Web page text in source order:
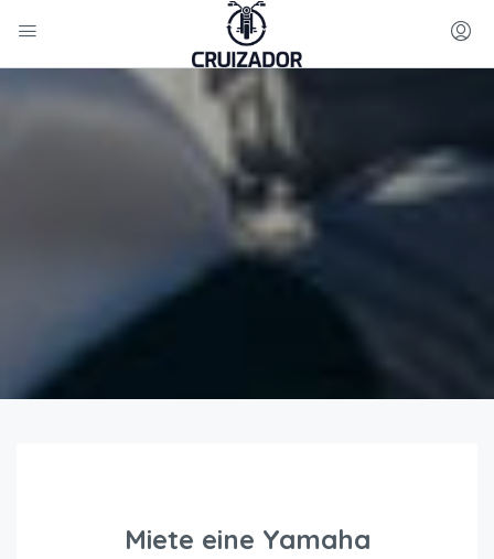
Miete eine Yamaha